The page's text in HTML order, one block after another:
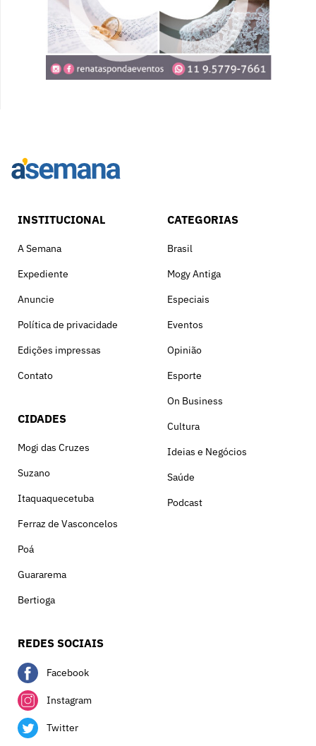
INSTITUCIONAL
A Semana
Expediente
Anuncie
Política de privacidade
Edições impressas
Contato
CIDADES
Mogi das Cruzes
Suzano
Itaquaquecetuba
Ferraz de Vasconcelos
Poá
Guararema
Bertioga
CATEGORIAS
Brasil
Mogy Antiga
Especiais
Eventos
Opinião
Esporte
On Business
Cultura
Ideias e Negócios
Saúde
Podcast
REDES SOCIAIS
Facebook
Instagram
Twitter